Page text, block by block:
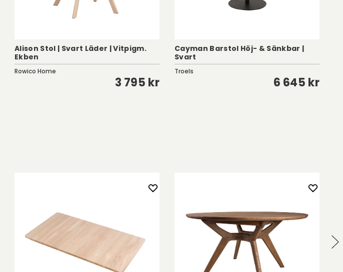
Alison Stol | Svart Läder | Vitpigm.
Ekben
Rowico Home
3 795 kr
Cayman Barstol Höj- & Sänkbar |
Svart
Troels
6 645 kr